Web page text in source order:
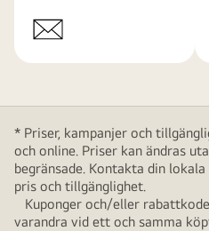
* Priser, kampanjer och
och online. Priser kan ändras
begränsade. Kontakta din
pris och tillgänglighet.
Kuponger och/eller
varandra vid ett och samma